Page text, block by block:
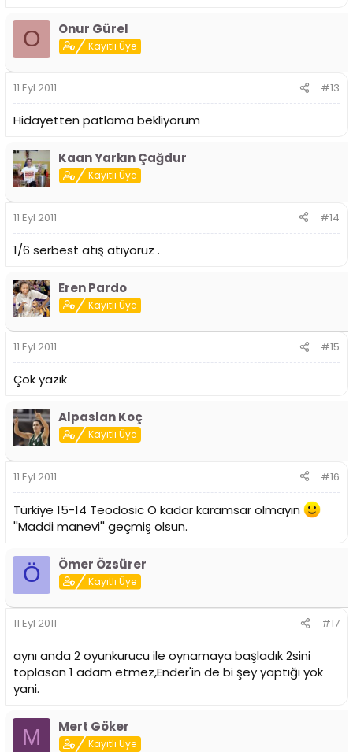
O Onur Gürel
Kayıtlı Üye
11 Eyl 2011 #13
Hidayetten patlama bekliyorum
Kaan Yarkın Çağdur
Kayıtlı Üye
11 Eyl 2011 #14
1/6 serbest atış atıyoruz .
Eren Pardo
Kayıtlı Üye
11 Eyl 2011 #15
Çok yazık
Alpaslan Koç
Kayıtlı Üye
11 Eyl 2011 #16
Türkiye 15-14 Teodosic O kadar karamsar olmayın
''Maddi manevi'' geçmiş olsun.
Ö Ömer Özsürer
Kayıtlı Üye
11 Eyl 2011 #17
aynı anda 2 oyunkurucu ile oynamaya başladık 2sini
toplasan 1 adam etmez,Ender'in de bi şey yaptığı yok
yani.
M Mert Göker
Kayıtlı Üye